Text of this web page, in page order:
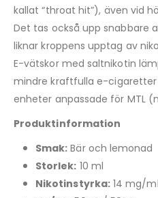
kallat “throat hit”), även vid
Det tas också upp snabbare
liknar kroppens upptag av
E-vätskor med saltnikotin
mindre kraftfulla e-
enheter anpassade för MTL
Produktinformation
Smak: Bär och lemonad
Storlek: 10 ml
Nikotinstyrka:14 mg/ml